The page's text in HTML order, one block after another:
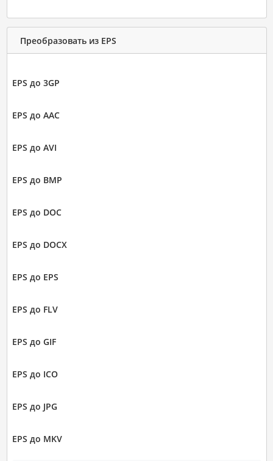
Преобразовать из EPS
EPS до 3GP
EPS до AAC
EPS до AVI
EPS до BMP
EPS до DOC
EPS до DOCX
EPS до EPS
EPS до FLV
EPS до GIF
EPS до ICO
EPS до JPG
EPS до MKV